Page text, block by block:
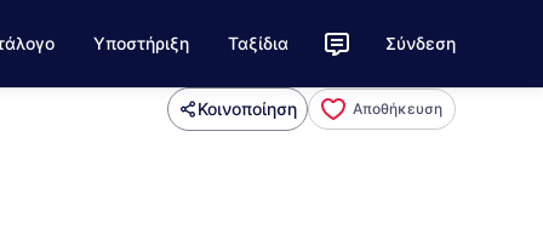
Υποστήριξη Ταξίδια Σύνδεση
Κοινοποίηση Αποθήκευση